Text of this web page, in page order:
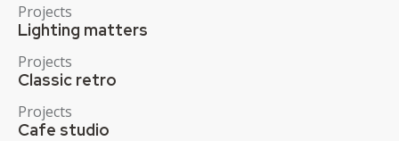
Projects
Lighting matters
Projects
Classic retro
Projects
Cafe studio